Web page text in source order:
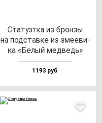
Ста­ту­эт­ка из брон­зы
на под­став­ке из зме­еви­
ка «Белый мед­ведь»
1193 руб